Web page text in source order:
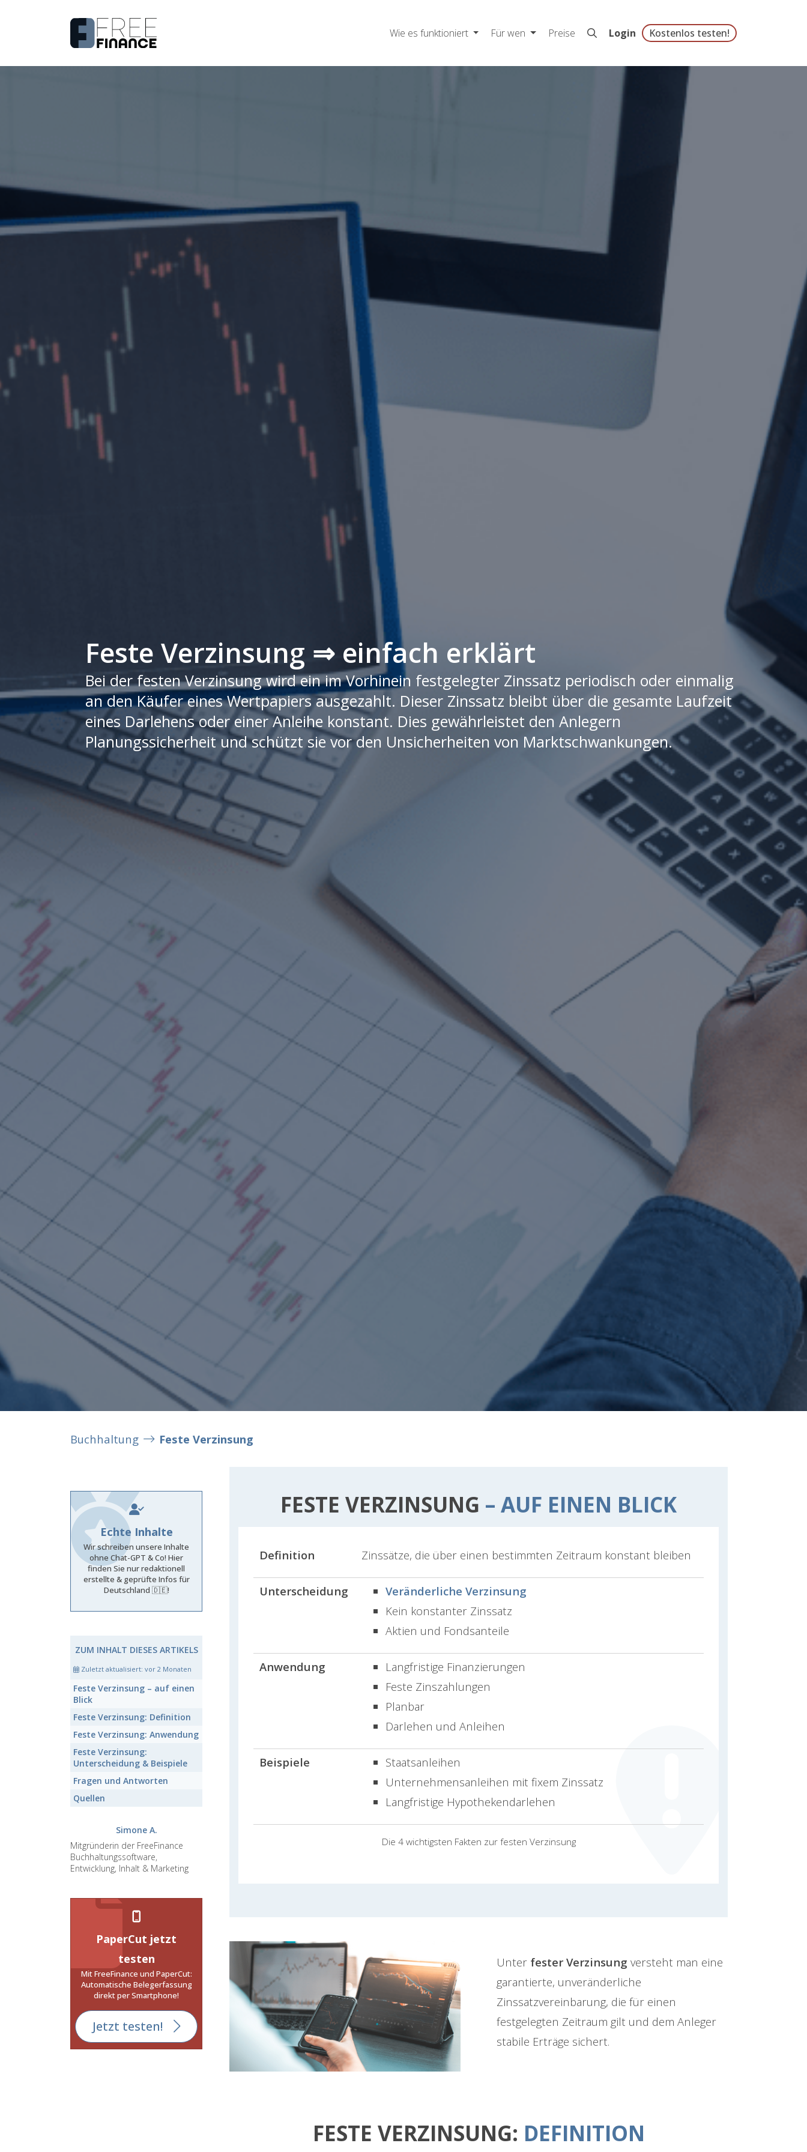
Wie es funktioniert Für wen Preise Login Kostenlos testen!
Feste Verzinsung ⇒ einfach erklärt
Bei der festen Verzinsung wird ein im Vorhinein festgelegter Zinssatz periodisch oder einmalig
an den Käufer eines Wertpapiers ausgezahlt. Dieser Zinssatz bleibt über die gesamte Laufzeit
eines Darlehens oder einer Anleihe konstant. Dies gewährleistet den Anlegern
Planungssicherheit und schützt sie vor den Unsicherheiten von Marktschwankungen.
Buchhaltung Feste Verzinsung
Echte Inhalte
Wir schreiben unsere Inhalte
ohne Chat-GPT & Co! Hier
finden Sie nur redaktionell
erstellte & geprüfte Infos für
Deutschland 🇩🇪!
ZUM INHALT DIESES ARTIKELS
Zuletzt aktualisiert: vor 2 Monaten
Feste Verzinsung – auf einen
Blick
Feste Verzinsung: Definition
Feste Verzinsung: Anwendung
Feste Verzinsung:
Unterscheidung & Beispiele
Fragen und Antworten
Quellen
Simone A.
Mitgründerin der FreeFinance
Buchhaltungssoftware,
Entwicklung, Inhalt & Marketing
PaperCut jetzt
testen
Mit FreeFinance und PaperCut:
Automatische Belegerfassung
direkt per Smartphone!
Jetzt testen!
FESTE VERZINSUNG – AUF EINEN BLICK
Die 4 wichtigsten Fakten zur festen Verzinsung
Definition Zinssätze, die über einen bestimmten Zeitraum konstant bleiben
Unterscheidung
Veränderliche Verzinsung
Kein konstanter Zinssatz
Aktien und Fondsanteile
Anwendung
Langfristige Finanzierungen
Feste Zinszahlungen
Planbar
Darlehen und Anleihen
Beispiele
Staatsanleihen
Unternehmensanleihen mit fixem Zinssatz
Langfristige Hypothekendarlehen
Unter fester Verzinsung versteht man eine
garantierte, unveränderliche
Zinssatzvereinbarung, die für einen
festgelegten Zeitraum gilt und dem Anleger
stabile Erträge sichert.
FESTE VERZINSUNG: DEFINITION